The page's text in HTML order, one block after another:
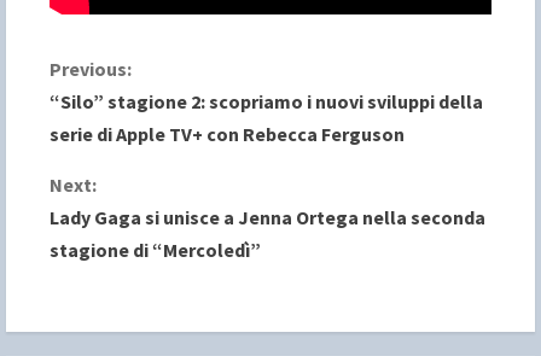
C
o
n
t
n
Previous:
“Silo” stagione 2: scopriamo i nuovi sviluppi della
serie di Apple TV+ con Rebecca Ferguson
Next:
Lady Gaga si unisce a Jenna Ortega nella seconda
stagione di “Mercoledì”